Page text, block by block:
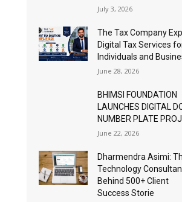
July 3, 2026
The Tax Company
Digital Tax Services
Individuals and
June 28, 2026
BHIMSI FOUNDATION
LAUNCHES DIGITAL
NUMBER PLATE
June 22, 2026
Dharmendra Asimi:
Technology
Behind 500+ Client
Success Storie